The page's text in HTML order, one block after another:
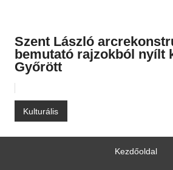
Szent László
bemutató rajzokból nyílt
Győrött
Kulturális
Kezdőoldal